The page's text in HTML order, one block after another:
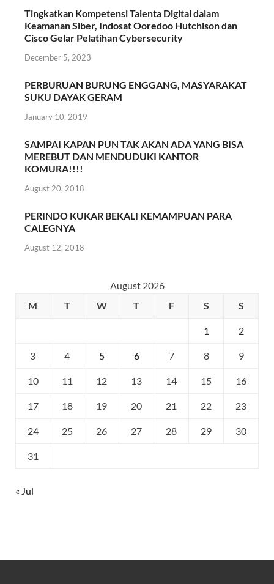
Tingkatkan Kompetensi Talenta Digital dalam
Keamanan Siber, Indosat Ooredoo Hutchison dan
Cisco Gelar Pelatihan Cybersecurity
December 5, 2023
PERBURUAN BURUNG ENGGANG, MASYARAKAT
SUKU DAYAK GERAM
January 10, 2019
SAMPAI KAPAN PUN TAK AKAN ADA YANG BISA
MEREBUT DAN MENDUDUKI KANTOR
KOMURA!!!!
August 20, 2018
PERINDO KUKAR BEKALI KEMAMPUAN PARA
CALEGNYA
August 12, 2018
August 2026
M
T W T F S S
1 2
3 4 5 6 7 8 9
10 11 12 13 14 15 16
17 18 19 20 21 22 23
24 25 26 27 28 29 30
31
« Jul